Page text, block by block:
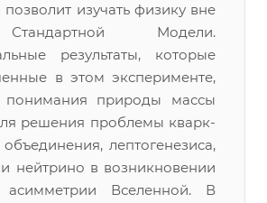
позволит изучать физику вне
Модели.
результаты, которые
в этом эксперименте,
природы массы
решения проблемы кварк-
лептогенезиса,
нейтрино в возникновении
асимметрии Вселенной. В